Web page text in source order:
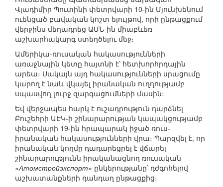
Վլադիմիր Պուտինի փետրվարի 10-ին Մյունխենում
ուենցած բավական կոշտ ելույթով, որի ընթացքում
վերջինս մեղադրեց ԱՄՆ-ին միաբևեռ
աշխարհակարգ ստեղծելու մեջ։
Ամերիկա-ռուսական հակասությունների
առաջնային կետը հայտնի է՝ հետխորհրդային
արեա։ Սակայն այդ հակասությունների սրացումը
կարող է նաև վկայել իրանական ուղղությամբ
սպասվող լուրջ զարգացումների մասին։
Եվ վերջապես հարկ է ուշադրություն դարձնել
Բուշեհրի ԱԷԿ-ի շինարարության կապակցությամբ
փետրվարի 19-ին հրապարակ իջած ռուս-
իրանական հակասությունների վրա։ Պարզվել է, որ
իրանական կողմը դադարեցրել է վճարել
շինարարությունն իրականացնող ռուսական
«Атомстройэкспорт» ընկերությանը՝ դժգոհելով
աշխատանքների դանդաղ ընթացքից։